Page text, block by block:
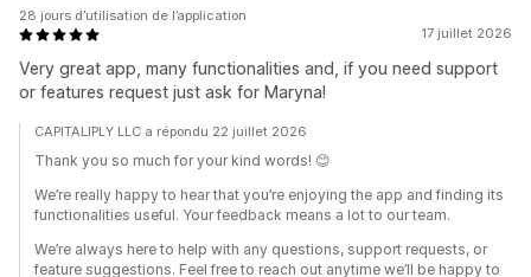
17 juillet 2026
Very great app, many functionalities and, if you need support
or features request just ask for Maryna!
28 jours d’utilisation de l’application
CAPITALIPLY LLC a répondu 22 juillet 2026
Thank you so much for your kind words! 😊
We’re really happy to hear that you’re enjoying the app and finding its
functionalities useful. Your feedback means a lot to our team.
We’re always here to help with any questions, support requests, or
feature suggestions. Feel free to reach out anytime we’ll be happy to